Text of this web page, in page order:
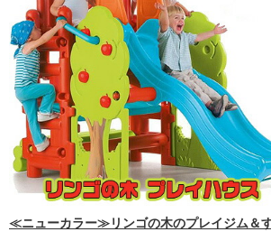
≪ニューカラー≫リンゴの木のプレイジム＆